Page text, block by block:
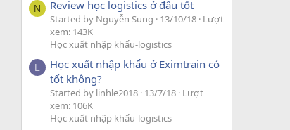
N Review học logistics ở đâu tốt
Started by Nguyễn Sung 13/10/18 Lượt
xem: 143K
Học xuất nhập khẩu-logistics
L
Học xuất nhập khẩu ở Eximtrain có
tốt không?
Started by linhle2018 13/7/18 Lượt
xem: 106K
Học xuất nhập khẩu-logistics